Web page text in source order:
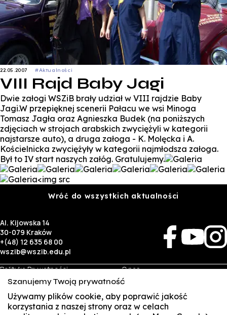
Biznes
Zapisz się na studia
22.05.2007 #Aktualności
VIII Rajd Baby Jagi
Dwie załogi WSZiB brały udział w VIII rajdzie Baby
Jagi.W przepięknej scenerii Pałacu we wsi Minoga
Tomasz Jagła oraz Agnieszka Budek (na poniższych
zdjęciach w strojach arabskich zwyciężyli w kategorii
najstarsze auto), a druga załoga - K. Molęcka i A.
Kościelnicka zwyciężyły w kategorii najmłodsza załoga.
Był to IV start naszych załóg. Gratulujemy.
<img src
Wróć do wszystkich aktualności
Al. Kijowska 14
30-079 Kraków
+(48) 12 635 68 00
wszib@wszib.edu.pl
Polityka Prywatności
RODO
Identyfikacja wizualna
O nas
Rekrutacja
Studia
Kontakt
Szanujemy Twoją prywatność
Używamy plików cookie, aby poprawić jakość
korzystania z naszej strony oraz w celach